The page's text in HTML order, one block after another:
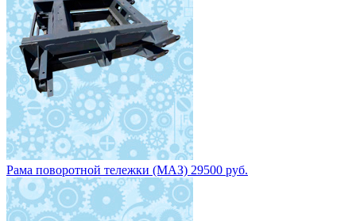
Рама поворотной тележки (МАЗ) 29500 руб.